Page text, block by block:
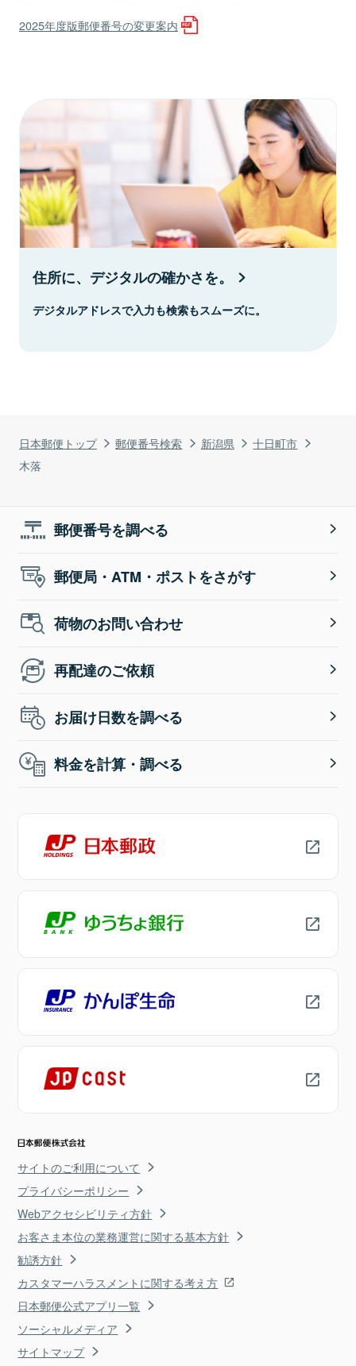
日本郵便トップ 郵便番号検索 新潟県
十日町市
木落
2025年度版郵便番号の変更案内
住所に、デジタルの確かさを。
デジタルアドレスで入力も検索もスムーズに。
郵便番号を調べる
郵便局・ATM・ポストをさがす
荷物のお問い合わせ
再配達のご依頼
お届け日数を調べる
料金を計算・調べる
サイトのご利用について
プライバシーポリシー
Webアクセシビリティ方針
お客さま本位の業務運営に関する基本方針
勧誘方針
カスタマーハラスメントに関する考え方
日本郵便公式アプリ一覧
ソーシャルメディア
サイトマップ